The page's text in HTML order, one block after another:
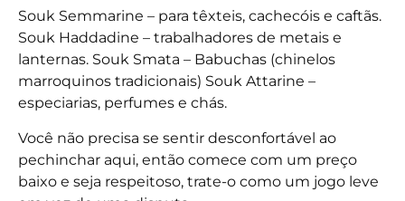
Souk Semmarine – para têxteis, cachecóis e caftãs.
Souk Haddadine – trabalhadores de metais e
lanternas. Souk Smata – Babuchas (chinelos
marroquinos tradicionais) Souk Attarine –
especiarias, perfumes e chás.
Você não precisa se sentir desconfortável ao
pechinchar aqui, então comece com um preço
baixo e seja respeitoso, trate-o como um jogo leve